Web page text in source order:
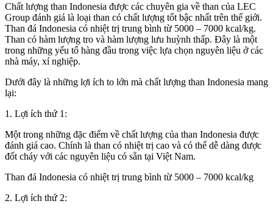
Chất lượng than Indonesia được các chuyên gia về than của LEC
Group đánh giá là loại than có chất lượng tốt bậc nhất trên thế giới.
Than đá Indonesia có nhiệt trị trung bình từ 5000 – 7000 kcal/kg.
Than có hàm lượng tro và hàm lượng lưu huỳnh thấp. Đây là một
trong những yếu tố hàng đầu trong việc lựa chọn nguyên liệu ở các
nhà máy, xí nghiệp.
Dưới đây là những lợi ích to lớn mà chất lượng than Indonesia mang
lại:
1. Lợi ích thứ 1:
Một trong những đặc điểm về chất lượng của than Indonesia được
đánh giá cao. Chính là than có nhiệt trị cao và có thể dễ dàng được
đốt cháy với các nguyên liệu có sẵn tại Việt Nam.
Than đá Indonesia có nhiệt trị trung bình từ 5000 – 7000 kcal/kg
2. Lợi ích thứ 2: